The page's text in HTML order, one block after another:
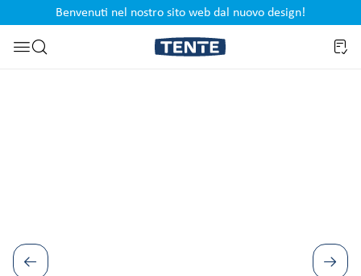
Salta alla ricerca
Benvenuti nel nostro sito web dal nuovo design!